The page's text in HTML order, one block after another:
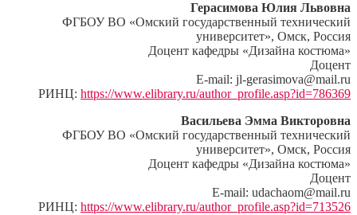
Герасимова Юлия Львовна
ФГБОУ ВО «Омский государственный технический
университет», Омск, Россия
Доцент кафедры «Дизайна костюма»
Доцент
E-mail: jl-gerasimova@mail.ru
РИНЦ: https://www.elibrary.ru/author_profile.asp?id=786369
Васильева Эмма Викторовна
ФГБОУ ВО «Омский государственный технический
университет», Омск, Россия
Доцент кафедры «Дизайна костюма»
Доцент
E-mail: udachaom@mail.ru
РИНЦ: https://www.elibrary.ru/author_profile.asp?id=713526